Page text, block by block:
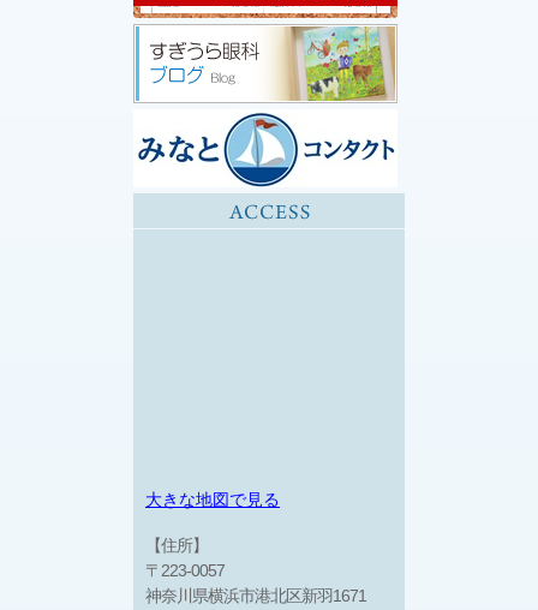
大きな地図で見る
【住所】
〒223-0057
神奈川県横浜市港北区新羽1671